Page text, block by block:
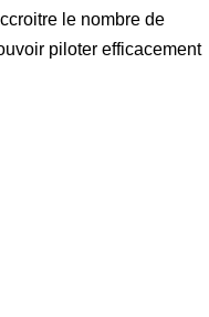
le nombre de
piloter efficacement